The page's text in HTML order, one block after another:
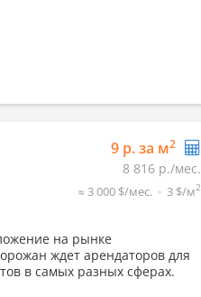
9 р. за м2
8 816 р./мес.
≈ 3 000 $/мес. 3 $/м2
на рынке
ждет арендаторов для
в самых разных сферах.